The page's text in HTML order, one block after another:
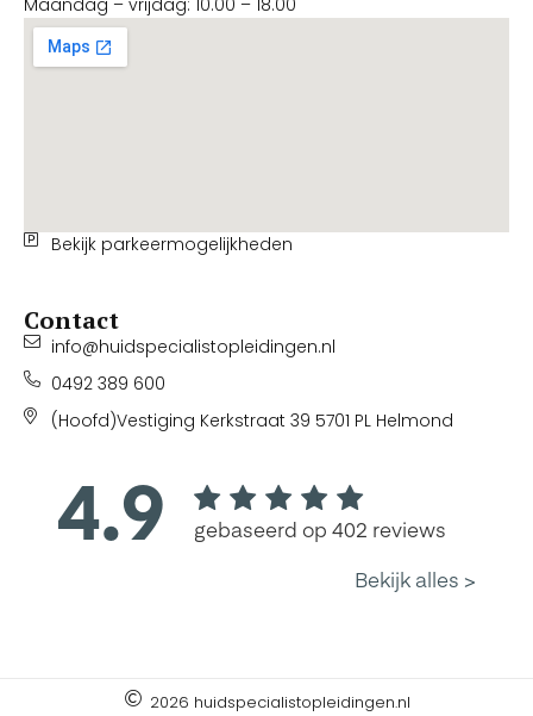
Bekijk parkeermogelijkheden
Contact
info@huidspecialistopleidingen.nl
0492 389 600
(Hoofd)Vestiging Kerkstraat 39 5701 PL Helmond
2026 huidspecialistopleidingen.nl